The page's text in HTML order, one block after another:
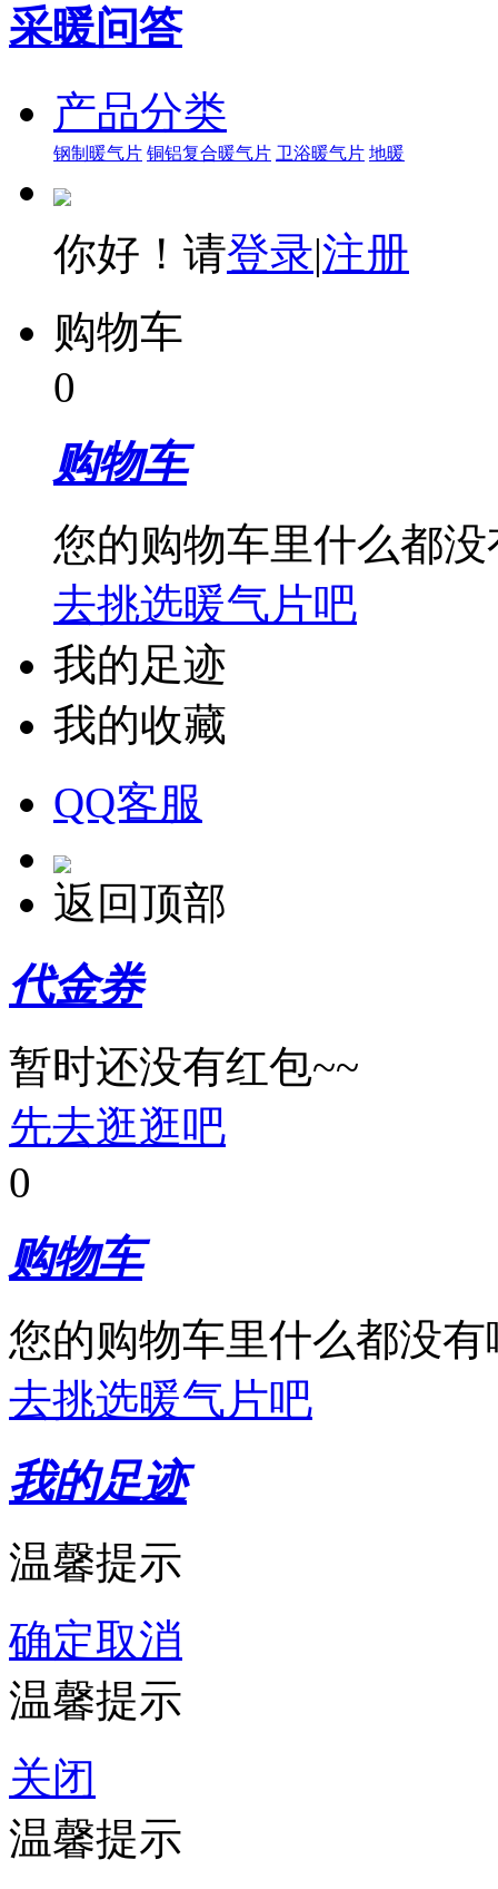
采暖问答
产品分类
钢制暖气片 铜铝复合暖气片 卫浴暖气片 地暖
你好！请登录|注册
购物车
0
购物车
您的购物车里什么都没
去挑选暖气片吧
我的足迹
我的收藏
QQ客服
返回顶部
代金券
暂时还没有红包~~
先去逛逛吧
0
购物车
您的购物车里什么都没有
去挑选暖气片吧
我的足迹
温馨提示
确定取消
温馨提示
关闭
温馨提示